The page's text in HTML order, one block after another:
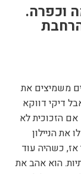
וכפרה.
משמיצים את
דיקי דווקא
אם הזכוכית לא
את הניילון
כשהיה עוד
הוא אהב את